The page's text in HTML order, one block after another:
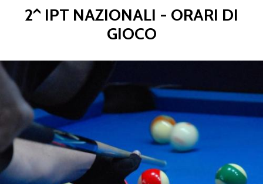
2^ IPT NAZIONALI - ORARI DI
GIOCO